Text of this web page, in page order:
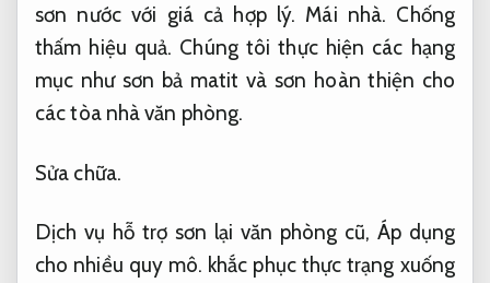
sơn nước với giá cả hợp lý. Mái nhà. Chống
thấm hiệu quả. Chúng tôi thực hiện các hạng
mục như sơn bả matit và sơn hoàn thiện cho
các tòa nhà văn phòng.
Sửa chữa.
Dịch vụ hỗ trợ sơn lại văn phòng cũ, Áp dụng
cho nhiều quy mô. khắc phục thực trạng xuống